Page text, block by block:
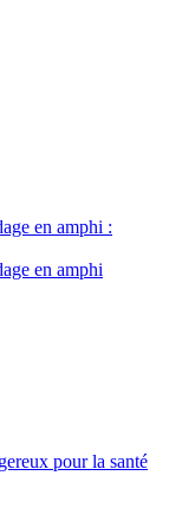
en amphi :
en amphi
pour la santé